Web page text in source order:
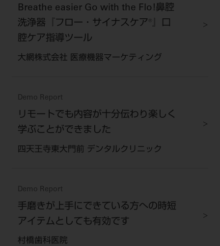
Breathe easier Go with the Flo!鼻腔
洗浄器『フロー・サイナスケア®』口
腔ケア指導ツール
大網株式会社 医療機器マーケティング
Demo Report
リモートでも内容が十分伝わり楽しく
学ぶことができました
四天王寺東大門前 デンタルクリニック
Demo Report
手磨きが上手にできている方への時短
アイテムとしても有効です
村橋歯科医院